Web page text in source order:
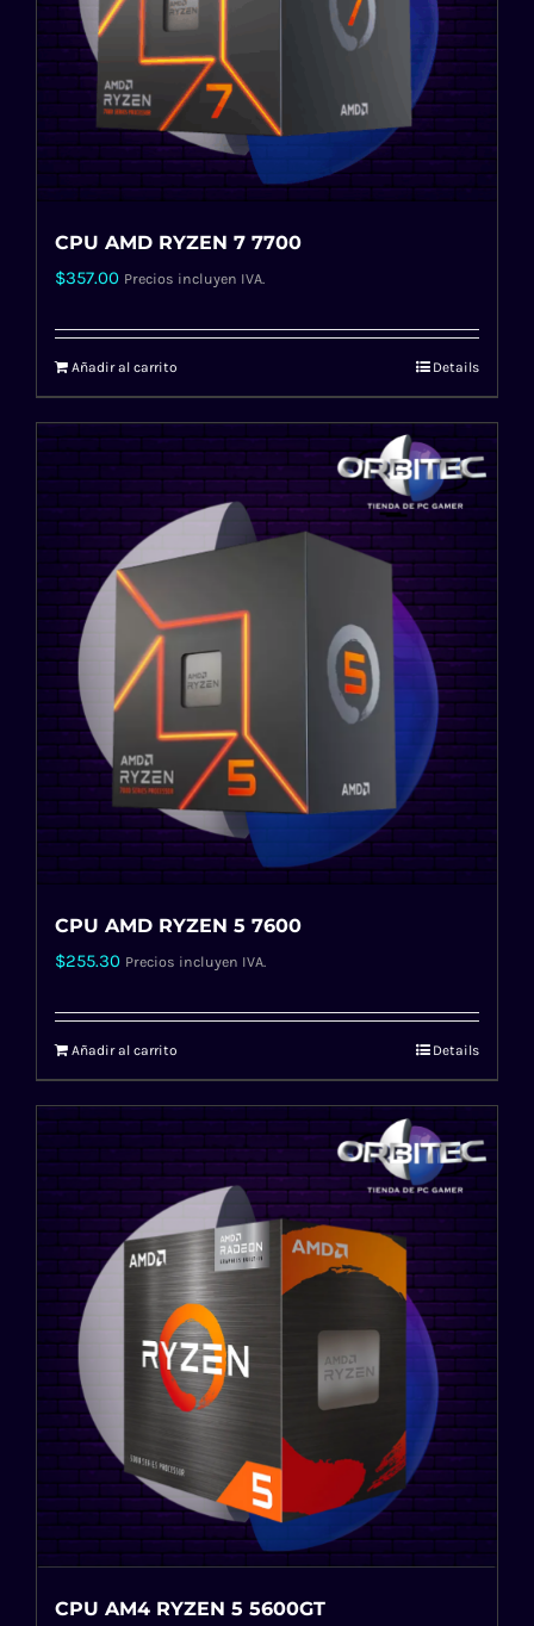
CPU AMD RYZEN 7 7700
$357.00 Precios incluyen IVA.
Añadir al carrito Details
CPU AMD RYZEN 5 7600
$255.30 Precios incluyen IVA.
Añadir al carrito Details
CPU AM4 RYZEN 5 5600GT